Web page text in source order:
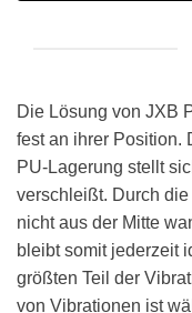
Die Lösung von JXB
fest an ihrer Position.
PU-Lagerung stellt
verschleißt. Durch
nicht aus der Mitte
bleibt somit jederzeit
größten Teil der
von Vibrationen ist